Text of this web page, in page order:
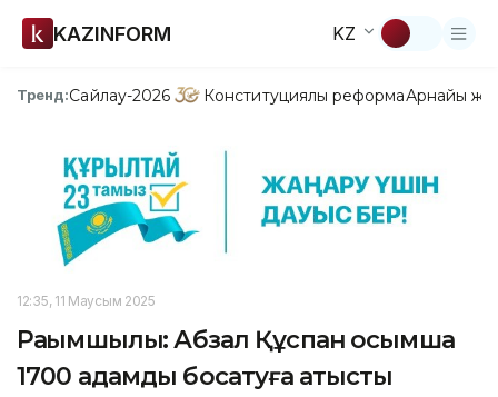
KAZINFORM KZ
Тренд:Сайлау-2026 Конституциялық реформаАрнайы
12:35, 11 Маусым 2025
Рақымшылық: Абзал Құспан қосымша
1700 адамды босатуға қатысты